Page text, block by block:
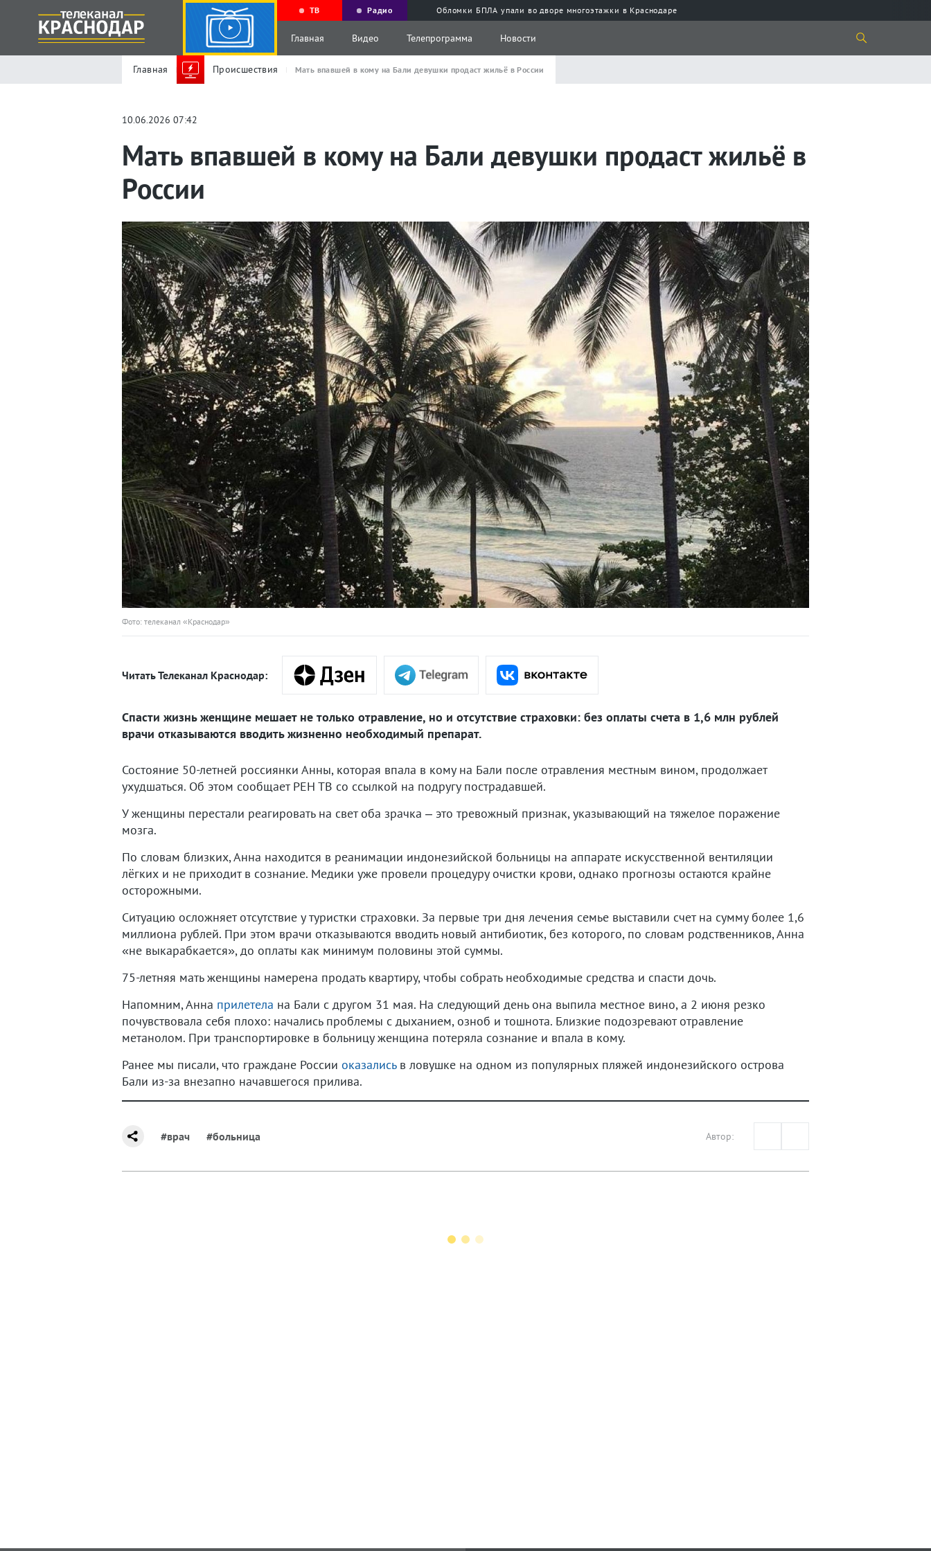
ТВ Радио Обломки БПЛА упали во дворе многоэтажки в Краснодаре
Главная Видео Телепрограмма Новости
Главная Происшествия Мать впавшей в кому на Бали девушки продаст жильё в России
10.06.2026 07:42
Мать впавшей в кому на Бали девушки продаст жильё в
России
Фото: телеканал «Краснодар»
Читать Телеканал Краснодар:
Спасти жизнь женщине мешает не только отравление, но и отсутствие страховки: без оплаты счета в 1,6 млн рублей
врачи отказываются вводить жизненно необходимый препарат.
Состояние 50-летней россиянки Анны, которая впала в кому на Бали после отравления местным вином, продолжает
ухудшаться. Об этом сообщает РЕН ТВ со ссылкой на подругу пострадавшей.
У женщины перестали реагировать на свет оба зрачка – это тревожный признак, указывающий на тяжелое поражение
мозга.
По словам близких, Анна находится в реанимации индонезийской больницы на аппарате искусственной вентиляции
лёгких и не приходит в сознание. Медики уже провели процедуру очистки крови, однако прогнозы остаются крайне
осторожными.
Ситуацию осложняет отсутствие у туристки страховки. За первые три дня лечения семье выставили счет на сумму более 1,6
миллиона рублей. При этом врачи отказываются вводить новый антибиотик, без которого, по словам родственников, Анна
«не выкарабкается», до оплаты как минимум половины этой суммы.
75-летняя мать женщины намерена продать квартиру, чтобы собрать необходимые средства и спасти дочь.
Напомним, Анна прилетела на Бали с другом 31 мая. На следующий день она выпила местное вино, а 2 июня резко
почувствовала себя плохо: начались проблемы с дыханием, озноб и тошнота. Близкие подозревают отравление
метанолом. При транспортировке в больницу женщина потеряла сознание и впала в кому.
Ранее мы писали, что граждане России оказалисьв ловушке на одном из популярных пляжей индонезийского острова
Бали из-за внезапно начавшегося прилива.
#врач #больница Автор: